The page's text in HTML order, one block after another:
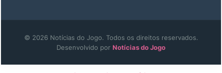
© 2026 Notícias do Jogo. Todos os direitos reservados.
Desenvolvido por Notícias do Jogo